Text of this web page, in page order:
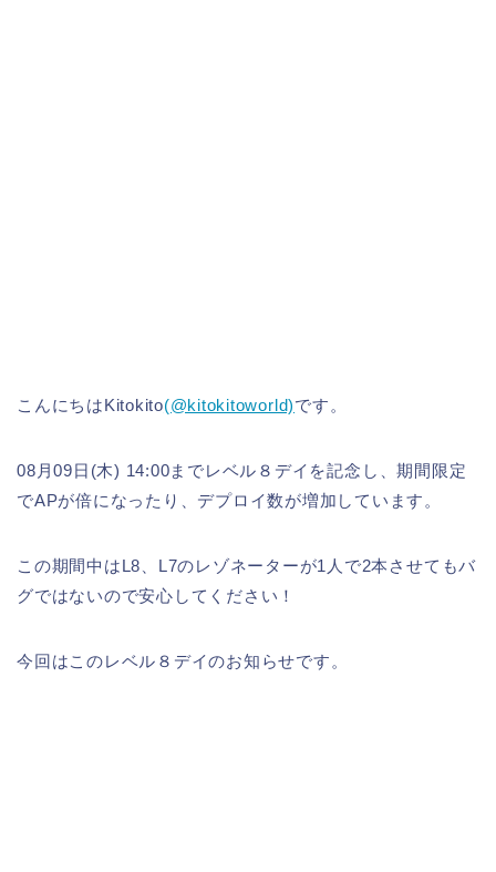
こんにちはKitokito(@kitokitoworld)です。
08月09日(木) 14:00までレベル８デイを記念し、期間限定
でAPが倍になったり、デプロイ数が増加しています。
この期間中はL8、L7のレゾネーターが1人で2本させてもバ
グではないので安心してください！
今回はこのレベル８デイのお知らせです。